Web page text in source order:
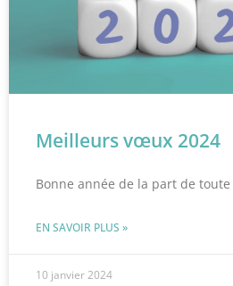
Meilleurs vœux 2024
Bonne année de la part de
EN SAVOIR PLUS »
10 janvier 2024